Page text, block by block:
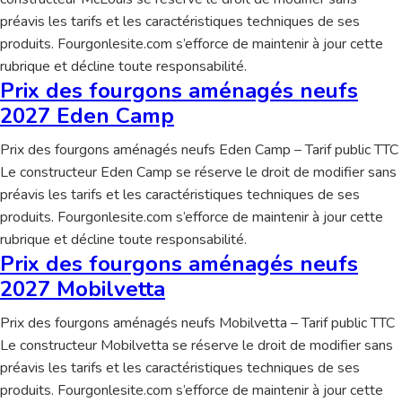
préavis les tarifs et les caractéristiques techniques de ses
produits. Fourgonlesite.com s’efforce de maintenir à jour cette
rubrique et décline toute responsabilité.
Prix des fourgons aménagés neufs
2027 Eden Camp
Prix des fourgons aménagés neufs Eden Camp – Tarif public TTC
Le constructeur Eden Camp se réserve le droit de modifier sans
préavis les tarifs et les caractéristiques techniques de ses
produits. Fourgonlesite.com s’efforce de maintenir à jour cette
rubrique et décline toute responsabilité.
Prix des fourgons aménagés neufs
2027 Mobilvetta
Prix des fourgons aménagés neufs Mobilvetta – Tarif public TTC
Le constructeur Mobilvetta se réserve le droit de modifier sans
préavis les tarifs et les caractéristiques techniques de ses
produits. Fourgonlesite.com s’efforce de maintenir à jour cette